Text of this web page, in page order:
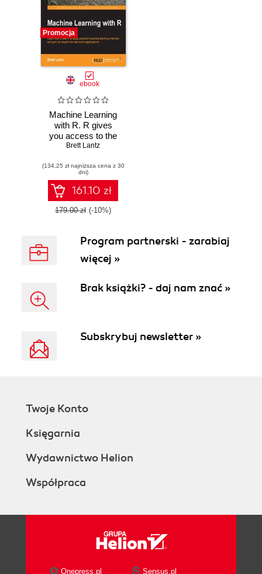
Promocja
ebook
Machine Learning
with R. R gives
you access to the
cutting-edge
to prepare data for
machine learning.
No previous
knowledge
required ‚Äì this
through every
machine learning
Brett Lantz
(134,25 zł najniższa cena z 30
dni)
161.10 zł
179.00 zł (-10%)
Program partnerski - zarabiaj
więcej »
Brak książki? - daj nam znać »
Subskrybuj newsletter »
Twoje Konto
Księgarnia
Wydawnictwo Helion
Współpraca
Onepress.pl Sensus.pl